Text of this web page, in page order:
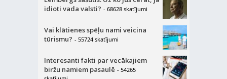
idioti vada valsti? - 68628 skatījumi
Vai klātienes spēļu nami veicina
tūrismu? - 55724 skatījumi
Interesanti fakti par vecākajiem
biržu namiem pasaulē - 54265